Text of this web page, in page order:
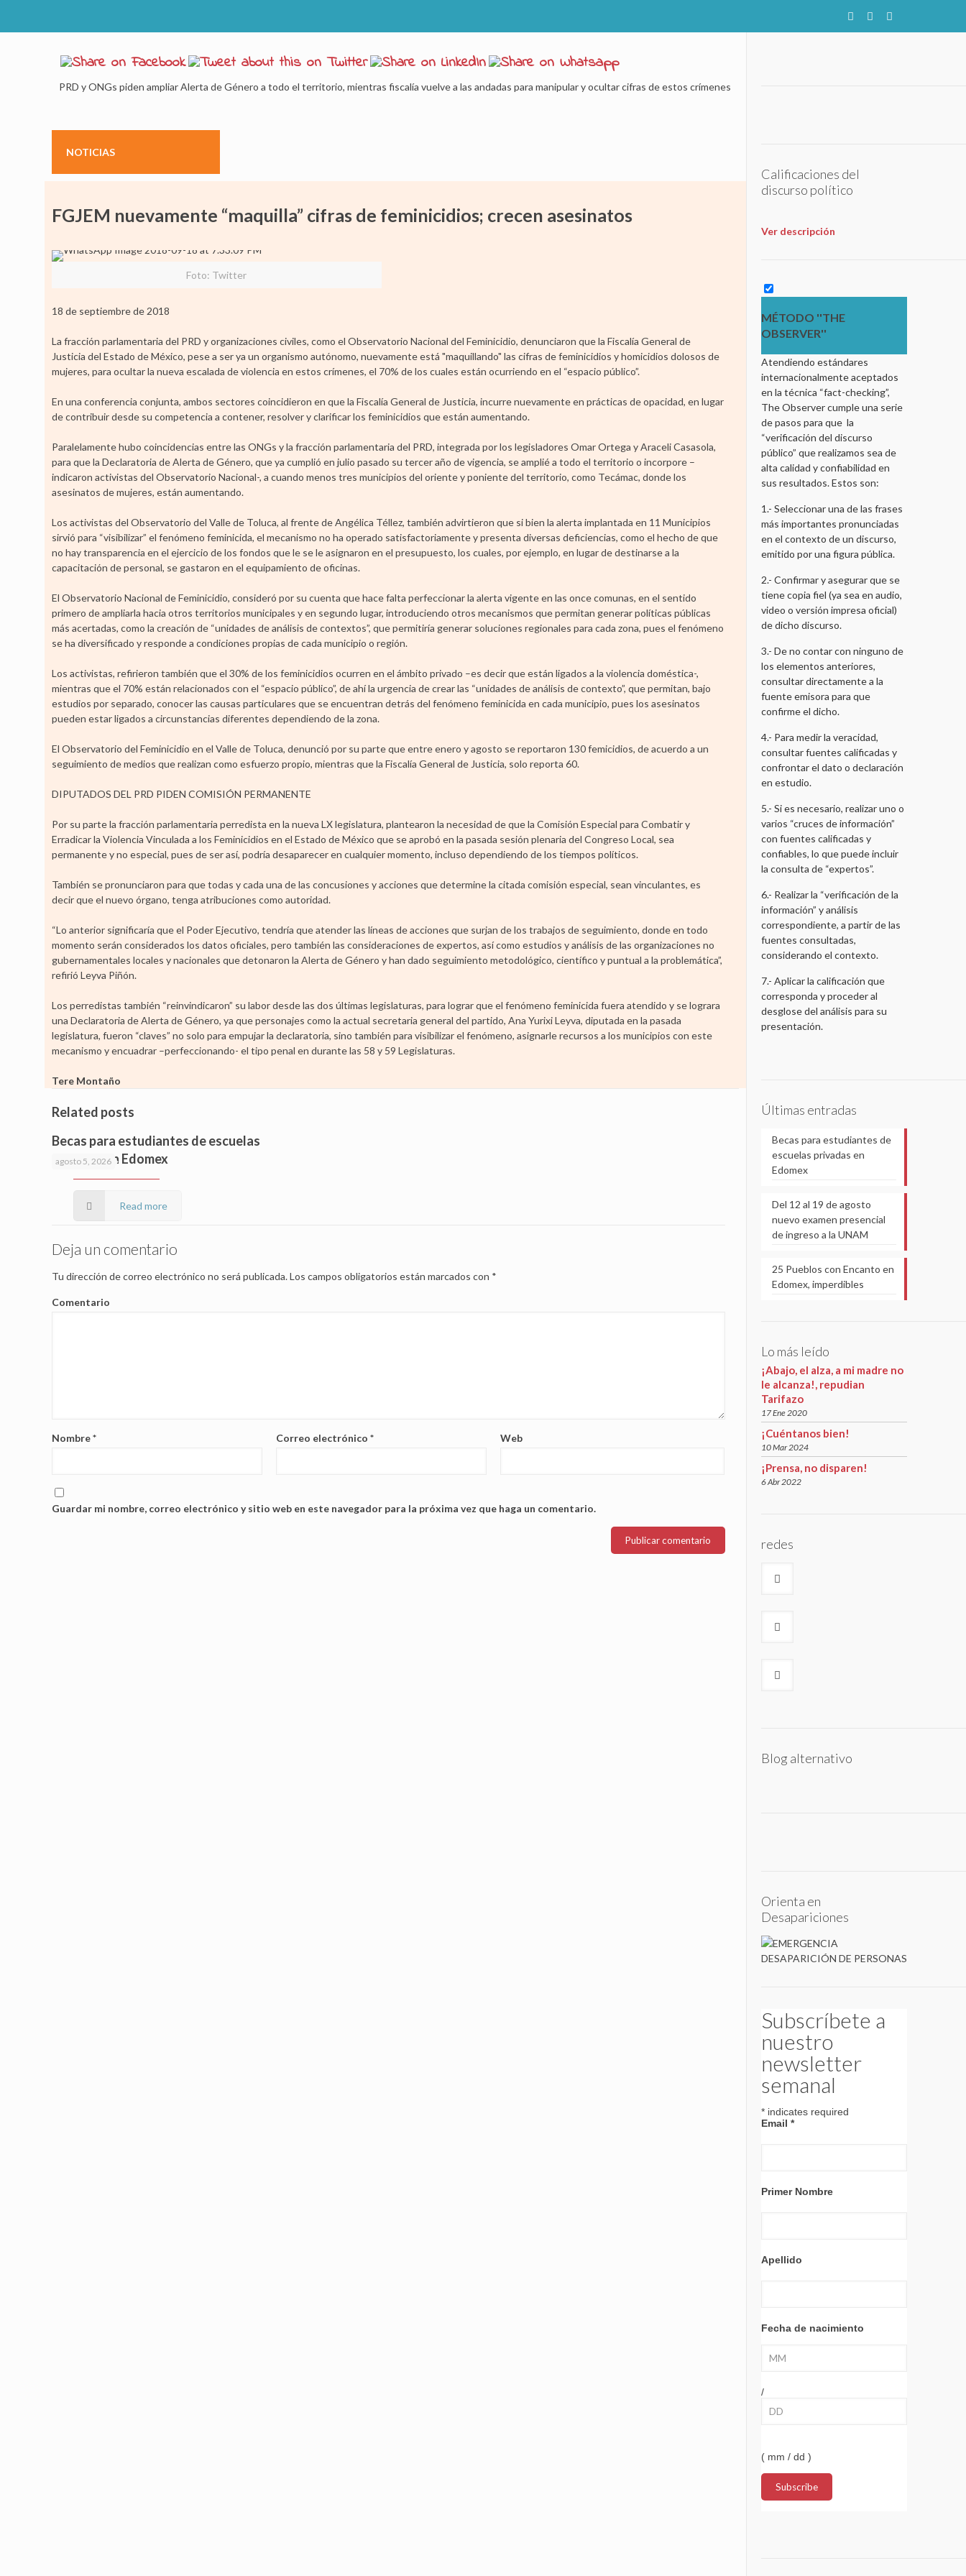
PRD y ONGs piden ampliar Alerta de Género a todo el territorio, mientras fiscalía vuelve a las andadas para manipular y ocultar cifras de estos crímenes
NOTICIAS
FGJEM nuevamente “maquilla” cifras de feminicidios; crecen asesinatos
Foto: Twitter
18 de septiembre de 2018
La fracción parlamentaria del PRD y organizaciones civiles, como el Observatorio Nacional del Feminicidio, denunciaron que la Fiscalía General de
Justicia del Estado de México, pese a ser ya un organismo autónomo, nuevamente está "maquillando" las cifras de feminicidios y homicidios dolosos de
mujeres, para ocultar la nueva escalada de violencia en estos crímenes, el 70% de los cuales están ocurriendo en el “espacio público”.
En una conferencia conjunta, ambos sectores coincidieron en que la Fiscalía General de Justicia, incurre nuevamente en prácticas de opacidad, en lugar
de contribuir desde su competencia a contener, resolver y clarificar los feminicidios que están aumentando.
Paralelamente hubo coincidencias entre las ONGs y la fracción parlamentaria del PRD, integrada por los legisladores Omar Ortega y Araceli Casasola,
para que la Declaratoria de Alerta de Género, que ya cumplió en julio pasado su tercer año de vigencia, se amplié a todo el territorio o incorpore –
indicaron activistas del Observatorio Nacional-, a cuando menos tres municipios del oriente y poniente del territorio, como Tecámac, donde los
asesinatos de mujeres, están aumentando.
Los activistas del Observatorio del Valle de Toluca, al frente de Angélica Téllez, también advirtieron que si bien la alerta implantada en 11 Municipios
sirvió para “visibilizar” el fenómeno feminicida, el mecanismo no ha operado satisfactoriamente y presenta diversas deficiencias, como el hecho de que
no hay transparencia en el ejercicio de los fondos que le se le asignaron en el presupuesto, los cuales, por ejemplo, en lugar de destinarse a la
capacitación de personal, se gastaron en el equipamiento de oficinas.
El Observatorio Nacional de Feminicidio, consideró por su cuenta que hace falta perfeccionar la alerta vigente en las once comunas, en el sentido
primero de ampliarla hacia otros territorios municipales y en segundo lugar, introduciendo otros mecanismos que permitan generar políticas públicas
más acertadas, como la creación de “unidades de análisis de contextos”, que permitiría generar soluciones regionales para cada zona, pues el fenómeno
se ha diversificado y responde a condiciones propias de cada municipio o región.
Los activistas, refirieron también que el 30% de los feminicidios ocurren en el ámbito privado –es decir que están ligados a la violencia doméstica-,
mientras que el 70% están relacionados con el “espacio público”, de ahí la urgencia de crear las “unidades de análisis de contexto”, que permitan, bajo
estudios por separado, conocer las causas particulares que se encuentran detrás del fenómeno feminicida en cada municipio, pues los asesinatos
pueden estar ligados a circunstancias diferentes dependiendo de la zona.
El Observatorio del Feminicidio en el Valle de Toluca, denunció por su parte que entre enero y agosto se reportaron 130 femicidios, de acuerdo a un
seguimiento de medios que realizan como esfuerzo propio, mientras que la Fiscalía General de Justicia, solo reporta 60.
DIPUTADOS DEL PRD PIDEN COMISIÓN PERMANENTE
Por su parte la fracción parlamentaria perredista en la nueva LX legislatura, plantearon la necesidad de que la Comisión Especial para Combatir y
Erradicar la Violencia Vinculada a los Feminicidios en el Estado de México que se aprobó en la pasada sesión plenaria del Congreso Local, sea
permanente y no especial, pues de ser así, podría desaparecer en cualquier momento, incluso dependiendo de los tiempos políticos.
También se pronunciaron para que todas y cada una de las concusiones y acciones que determine la citada comisión especial, sean vinculantes, es
decir que el nuevo órgano, tenga atribuciones como autoridad.
“Lo anterior significaría que el Poder Ejecutivo, tendría que atender las líneas de acciones que surjan de los trabajos de seguimiento, donde en todo
momento serán considerados los datos oficiales, pero también las consideraciones de expertos, así como estudios y análisis de las organizaciones no
gubernamentales locales y nacionales que detonaron la Alerta de Género y han dado seguimiento metodológico, científico y puntual a la problemática”,
refirió Leyva Piñón.
Los perredistas también “reinvindicaron” su labor desde las dos últimas legislaturas, para lograr que el fenómeno feminicida fuera atendido y se lograra
una Declaratoria de Alerta de Género, ya que personajes como la actual secretaria general del partido, Ana Yurixi Leyva, diputada en la pasada
legislatura, fueron “claves” no solo para empujar la declaratoria, sino también para visibilizar el fenómeno, asignarle recursos a los municipios con este
mecanismo y encuadrar –perfeccionando- el tipo penal en durante las 58 y 59 Legislaturas.
Tere Montaño
Related posts
agosto 5, 2026
Becas para estudiantes de escuelas
privadas en Edomex
Read more
Deja un comentario
Tu dirección de correo electrónico no será publicada.Los campos obligatorios están marcados con *
Comentario
Nombre* Correo electrónico * Web
Guardar mi nombre, correo electrónico y sitio web en este navegador para la próxima vez que haga un comentario.
Calificaciones del
discurso político
Ver descripción
MÉTODO ''THE
OBSERVER''
Atendiendo estándares
internacionalmente aceptados
en la técnica “fact-checking”,
The Observer cumple una serie
de pasos para que la
“verificación del discurso
público” que realizamos sea de
alta calidad y confiabilidad en
sus resultados. Estos son:
1.- Seleccionar una de las frases
más importantes pronunciadas
en el contexto de un discurso,
emitido por una figura pública.
2.- Confirmar y asegurar que se
tiene copia fiel (ya sea en audio,
video o versión impresa oficial)
de dicho discurso.
3.- De no contar con ninguno de
los elementos anteriores,
consultar directamente a la
fuente emisora para que
confirme el dicho.
4.- Para medir la veracidad,
consultar fuentes calificadas y
confrontar el dato o declaración
en estudio.
5.- Si es necesario, realizar uno o
varios “cruces de información”
con fuentes calificadas y
confiables, lo que puede incluir
la consulta de “expertos”.
6.- Realizar la “verificación de la
información” y análisis
correspondiente, a partir de las
fuentes consultadas,
considerando el contexto.
7.- Aplicar la calificación que
corresponda y proceder al
desglose del análisis para su
presentación.
Últimas entradas
Becas para estudiantes de
escuelas privadas en
Edomex
Del 12 al 19 de agosto
nuevo examen presencial
de ingreso a la UNAM
25 Pueblos con Encanto en
Edomex, imperdibles
Lo más leído
¡Abajo, el alza, a mi madre no
le alcanza!, repudian
Tarifazo
17 Ene 2020
¡Cuéntanos bien!
10 Mar 2024
¡Prensa, no disparen!
6 Abr 2022
redes
Blog alternativo
Orienta en
Desapariciones
Subscríbete a
nuestro
newsletter
semanal
* indicates required
Email *
Primer Nombre
Apellido
Fecha de nacimiento
/
( mm / dd )